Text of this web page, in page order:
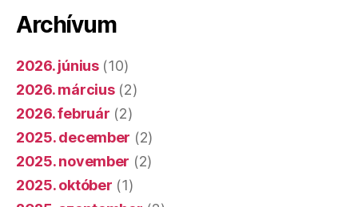
Archívum
2026. június(10)
2026. március(2)
2026. február (2)
2025. december (2)
2025. november (2)
2025. október (1)